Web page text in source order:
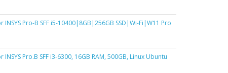
INSYS Pro-B SFF i5-10400|8GB|256GB SSD|Wi-Fi|W11 Pro
Pro.B SFF i3-6300, 16GB RAM, 500GB, Linux Ubuntu